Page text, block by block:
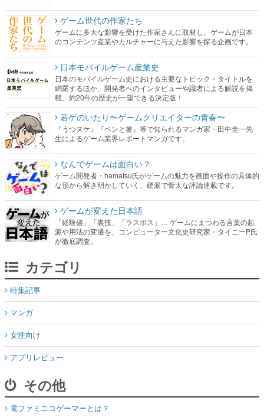
ゲーム世代の作家たち
ゲームに多大な影響を受けた作家さんに取材し、ゲームが日本
のコンテンツ産業やカルチャーに与えた影響を探る企画です。
日本モバイルゲーム産業史
日本のモバイルゲーム史における主要なトピック・タイトルを
網羅するほか、開発者へのインタビューや識者による解説を掲
載。約20年の歴史が一望できる決定版！
若ゲのいたり〜ゲームクリエイターの青春〜
『うつヌケ』『ペンと箸』等で知られるマンガ家・田中圭一先
生によるゲーム業界レポートマンガです。
なんでゲームは面白い？
ゲーム開発者・hamatsu氏がゲームの魅力を画面や操作の具体的
な形から解き明かしていく、硬派で骨太な評論連載です。
ゲームが変えた日本語
「経験値」「裏技」「ラスボス」… ゲームにまつわる言葉の起
源や用法の変遷を、コンピューター文化史研究家・タイニーP氏
が徹底調査。
カテゴリ
特集記事
マンガ
女性向け
アプリレビュー
その他
電ファミニコゲーマーとは？